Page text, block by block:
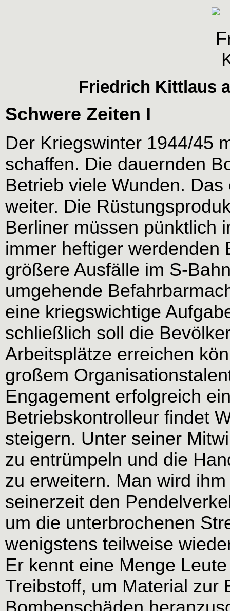
Friedrich Kittlaus
Schwere Zeiten I
Der Kriegswinter 1944/45
schaffen. Die dauernden
Betrieb viele Wunden.
weiter. Die
Berliner müssen pünktlich
immer heftiger werdenden
größere Ausfälle im S-
umgehende
eine kriegswichtige
schließlich soll die
Arbeitsplätze erreichen
großem
Engagement erfolgreich
Betriebskontrolleur findet
steigern. Unter seiner
zu entrümpeln und die
zu erweitern. Man wird
seinerzeit den
um die unterbrochenen
wenigstens teilweise
Er kennt eine Menge
Treibstoff, um Material zur